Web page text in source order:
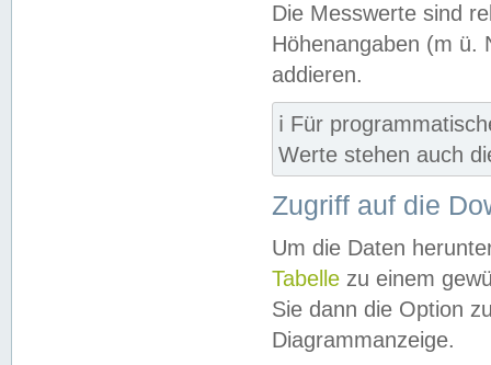
Die Messwerte sind
Höhenangaben (m ü.
addieren.
ℹ️ Für
Werte stehen auch
Zugriff auf die
Um die Daten
Tabelle zu einem
Sie dann die Option
Diagrammanzeige.